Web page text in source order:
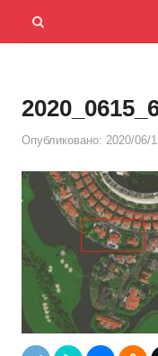
Menu
Открыть
Опубликовано: 2020/06/